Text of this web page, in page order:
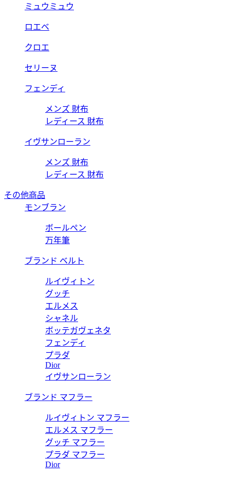
ミュウミュウ
ロエベ
クロエ
セリーヌ
フェンディ
メンズ 財布
レディース 財布
イヴサンローラン
メンズ 財布
レディース 財布
その他商品
モンブラン
ボールペン
万年筆
ブランド ベルト
ルイヴィトン
グッチ
エルメス
シャネル
ボッテガヴェネタ
フェンディ
プラダ
Dior
イヴサンローラン
ブランド マフラー
ルイヴィトン マフラー
エルメス マフラー
グッチ マフラー
プラダ マフラー
Dior